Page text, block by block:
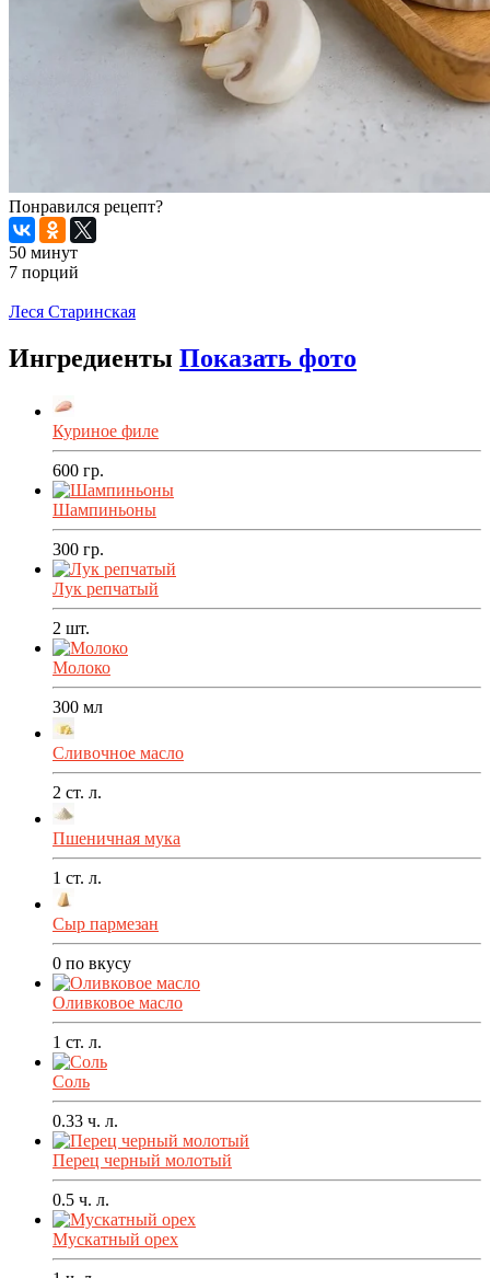
Понравился рецепт?
50 минут
7 порций
Леся Старинская
Ингредиенты Показать фото
Куриное филе
600 гр.
Шампиньоны
300 гр.
Лук репчатый
2 шт.
Молоко
300 мл
Сливочное масло
2 ст. л.
Пшеничная мука
1 ст. л.
Сыр пармезан
0 по вкусу
Оливковое масло
1 ст. л.
Соль
0.33 ч. л.
Перец черный молотый
0.5 ч. л.
Мускатный орех